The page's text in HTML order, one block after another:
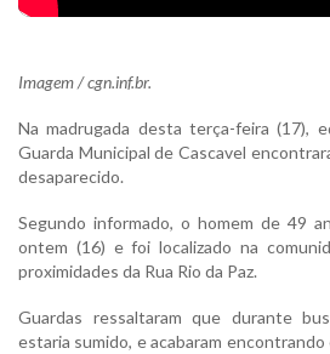
Imagem / cgn.inf.br.
Na madrugada desta terça-feira (17),
Guarda Municipal de Cascavel
desaparecido.
Segundo informado, o homem de 49
ontem (16) e foi localizado na
proximidades da Rua Rio da Paz.
Guardas ressaltaram que durante
estaria sumido, e acabaram